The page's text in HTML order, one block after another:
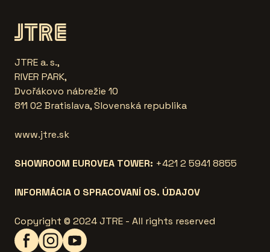
JTRE a. s.,
RIVER PARK,
Dvořákovo nábrežie 10
811 02 Bratislava, Slovenská republika
www.jtre.sk
SHOWROOM EUROVEA TOWER: +421 2 5941 8855
INFORMÁCIA O SPRACOVANÍ OS. ÚDAJOV
Copyright © 2024 JTRE - All rights reserved